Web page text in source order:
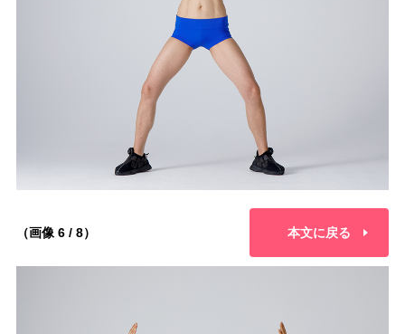
（画像 6 / 8） 本文に戻る